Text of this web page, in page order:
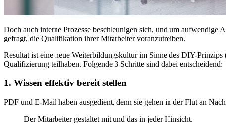
Doch auch interne Prozesse beschleunigen sich, und um aufwendige
gefragt, die Qualifikation ihrer Mitarbeiter voranzutreiben.
Resultat ist eine neue Weiterbildungskultur im Sinne des DIY-
Qualifizierung teilhaben. Folgende 3 Schritte sind dabei entscheidend:
1. Wissen effektiv bereit stellen
PDF und E-Mail haben ausgedient, denn sie gehen in der Flut an
Der Mitarbeiter gestaltet mit und das in jeder Hinsicht.